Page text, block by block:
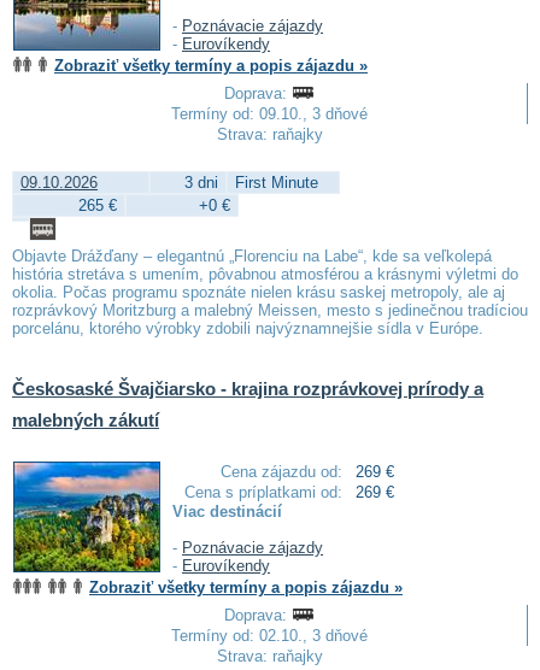
- Poznávacie zájazdy
- Eurovíkendy
Zobraziť všetky termíny a popis zájazdu »
Doprava:
Termíny od: 09.10., 3 dňové
Strava: raňajky
09.10.2026 3 dni
First Minute
265 €
+0 €
Objavte Drážďany – elegantnú „Florenciu na Labe“, kde sa veľkolepá
história stretáva s umením, pôvabnou atmosférou a krásnymi výletmi do
okolia. Počas programu spoznáte nielen krásu saskej metropoly, ale aj
rozprávkový Moritzburg a malebný Meissen, mesto s jedinečnou tradíciou
porcelánu, ktorého výrobky zdobili najvýznamnejšie sídla v Európe.
Českosaské Švajčiarsko - krajina rozprávkovej prírody a
malebných zákutí
Cena zájazdu od:
269 €
Cena s príplatkami od:
269 €
Viac destinácií
- Poznávacie zájazdy
- Eurovíkendy
Zobraziť všetky termíny a popis zájazdu »
Doprava:
Termíny od: 02.10., 3 dňové
Strava: raňajky